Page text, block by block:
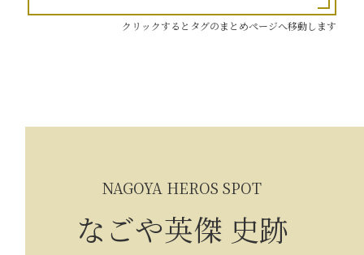
クリックするとタグのまとめページへ移動します
NAGOYA HEROS SPOT
なごや英傑 史跡